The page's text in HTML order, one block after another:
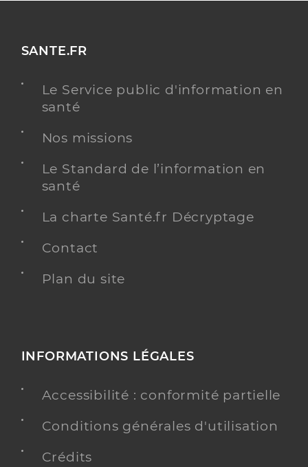
SANTE.FR
Le Service public d'information en
santé
Nos missions
Le Standard de l’information en
santé
La charte Santé.fr Décryptage
Contact
Plan du site
INFORMATIONS LÉGALES
Accessibilité : conformité partielle
Conditions générales d'utilisation
Crédits